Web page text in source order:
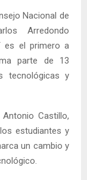
Nacional de
Arredondo
es el primero a
parte de 13
tecnológicas y
Castillo,
estudiantes y
un cambio y